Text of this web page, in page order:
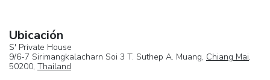
Ubicación
S' Private House
9/6-7 Sirimangkalacharn Soi 3 T. Suthep A. Muang, Chiang Mai,
50200, Thailand